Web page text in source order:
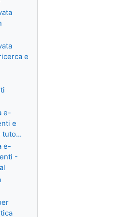
e
e-
e
tuto...
e-
-